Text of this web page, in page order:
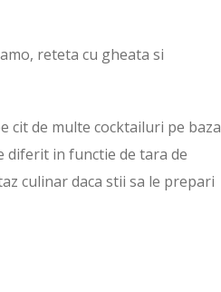
reteta cu gheata si
cit de multe cocktailuri pe baza
diferit in functie de tara de
culinar daca stii sa le prepari